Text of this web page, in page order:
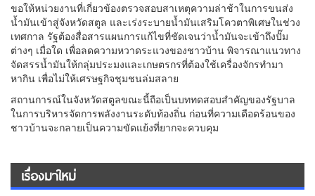
ขอให้หน่วยงานที่เกี่ยวข้องตรวจสอบสาเหตุความล่าช้าในการขนส่ง
น้ำมันเข้าสู่จังหวัดสตูล และเร่งระบายน้ำมันเสริมโควตาพิเศษในช่วง
เทศกาล รัฐต้องสื่อสารแผนการแก้ไขที่ชัดเจนว่าน้ำมันจะเข้าถึงปั๊ม
ต่างๆ เมื่อใด เพื่อลดความหวาดระแวงของชาวบ้าน พิจารณาแนวทาง
จัดสรรน้ำมันให้กลุ่มประมงและเกษตรกรที่ต้องใช้เครื่องจักรทำมา
หากิน เพื่อไม่ให้เศรษฐกิจชุมชนล่มสลาย
สถานการณ์ในจังหวัดสตูลขณะนี้ถือเป็นบททดสอบสำคัญของรัฐบาล
ในการบริหารจัดการพลังงานระดับท้องถิ่น ก่อนที่ความเดือดร้อนของ
ชาวบ้านจะกลายเป็นความขัดแย้งที่ยากจะควบคุม
เรื่องมาใหม่